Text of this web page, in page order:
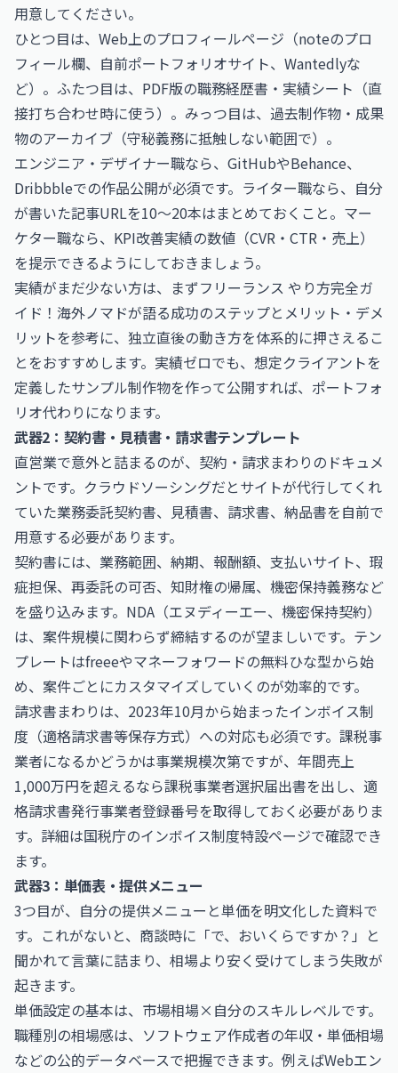
用意してください。
ひとつ目は、Web上のプロフィールページ（noteのプロ
フィール欄、自前ポートフォリオサイト、Wantedlyな
ど）。ふたつ目は、PDF版の職務経歴書・実績シート（直
接打ち合わせ時に使う）。みっつ目は、過去制作物・成果
物のアーカイブ（守秘義務に抵触しない範囲で）。
エンジニア・デザイナー職なら、GitHubやBehance、
Dribbbleでの作品公開が必須です。ライター職なら、自分
が書いた記事URLを10〜20本はまとめておくこと。マー
ケター職なら、KPI改善実績の数値（CVR・CTR・売上）
を提示できるようにしておきましょう。
実績がまだ少ない方は、まずフリーランス やり方完全ガ
イド！海外ノマドが語る成功のステップとメリット・デメ
リットを参考に、独立直後の動き方を体系的に押さえるこ
とをおすすめします。実績ゼロでも、想定クライアントを
定義したサンプル制作物を作って公開すれば、ポートフォ
リオ代わりになります。
武器2：契約書・見積書・請求書テンプレート
直営業で意外と詰まるのが、契約・請求まわりのドキュメ
ントです。クラウドソーシングだとサイトが代行してくれ
ていた業務委託契約書、見積書、請求書、納品書を自前で
用意する必要があります。
契約書には、業務範囲、納期、報酬額、支払いサイト、瑕
疵担保、再委託の可否、知財権の帰属、機密保持義務など
を盛り込みます。NDA（エヌディーエー、機密保持契約）
は、案件規模に関わらず締結するのが望ましいです。テン
プレートはfreeeやマネーフォワードの無料ひな型から始
め、案件ごとにカスタマイズしていくのが効率的です。
請求書まわりは、2023年10月から始まったインボイス制
度（適格請求書等保存方式）への対応も必須です。課税事
業者になるかどうかは事業規模次第ですが、年間売上
1,000万円を超えるなら課税事業者選択届出書を出し、適
格請求書発行事業者登録番号を取得しておく必要がありま
す。詳細は国税庁のインボイス制度特設ページで確認でき
ます。
武器3：単価表・提供メニュー
3つ目が、自分の提供メニューと単価を明文化した資料で
す。これがないと、商談時に「で、おいくらですか？」と
聞かれて言葉に詰まり、相場より安く受けてしまう失敗が
起きます。
単価設定の基本は、市場相場×自分のスキルレベルです。
職種別の相場感は、 ソフトウェア作成者の年収・単価相場
などの公的データベースで把握できます。例えばWebエン